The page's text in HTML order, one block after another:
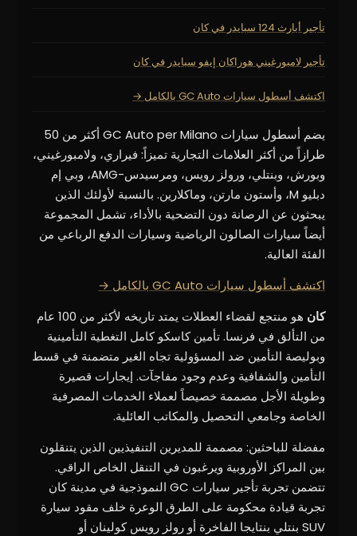
تأجير أبارث 124 سبايدر في كان
تأجير لامبورغيني هوراكان إيفو سبايدر في كان
اكتشف أسطول سيارات GC Auto بالكامل →
يضم أسطول سيارات GC Auto per Milano أكثر من 50
طرازاً من أكثر العلامات التجارية تميزاً: فيراري، ولامبورغيني،
وبورش، وبنتلي، ورولز رويس، ومرسيدس-AMG، وبي إم
دبليو M، وأستون مارتن، وماكلارين. بالنسبة لأولئك الذين
يبحثون عن الرصانة دون التضحية بالأداء، تشمل المجموعة
أيضاً سيارات الصالون الرياضية وسيارات الدفع الرباعي من
الفئة العالية.
اكتشف أسطول سيارات GC Auto بالكامل →
كان
هو منتجع لقضاء العطلات يمتد تاريخه لأكثر من 100 عام
من التألق في فرنسا. تأمين كاسكو كامل التغطية التأمينية
وبوليصة التأمين ضد المسؤولية تجاه الغير متضمنة في قسط
التأمين والشفافية وعدم وجود مفاجآت. إيجارات قصيرة
وطويلة الأجل مصممة خصيصاً لعملاء الخدمات المصرفية
الخاصة وجامعي التحصيل والمكاتب العائلية.
مفضلة للباحثين: مصممة للمديرين التنفيذيين الذين يتنقلون
بين المراكز الأوروبية ويرغبون في التنقل الخاص الراقي.
تتضمن تجربة تأجير سيارات GC النموذجية في مدينة كان
تجربة قيادة محكومة على الطرق الوعرة خلف مقود سيارة
SUV بنتلي بنتايجا الفاخرة أو رولز رويس كولينان أو